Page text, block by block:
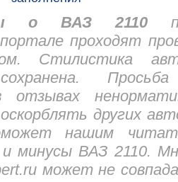
о ВАЗ 2110
проходят
Стилистика
отзывах
других
нашим
минусы ВАЗ 2110.
может не